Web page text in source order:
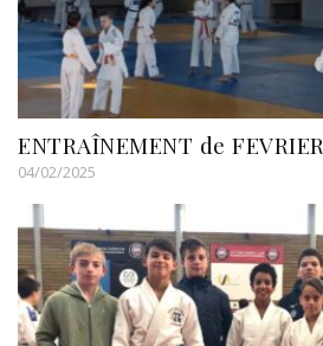
ENTRAÎNEMENT de FEVRIER
04/02/2025